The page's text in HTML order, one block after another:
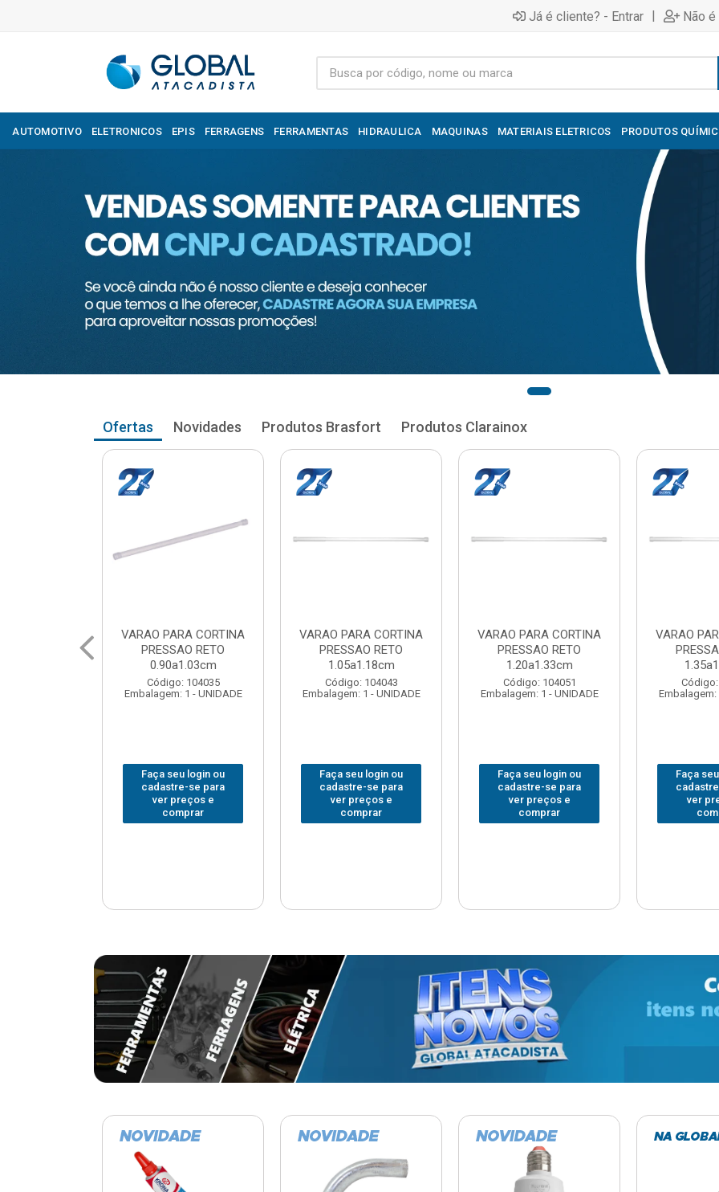
Já é cliente? - Entrar | Não
AUTOMOTIVO ELETRONICOS EPIS FERRAGENS FERRAMENTAS HIDRAULICA MAQUINAS MATERIAIS ELETRICOS PRODUTOS
Ofertas Novidades Produtos Brasfort Produtos Clarainox
VARAO PARA CORTINA
PRESSAO RETO
1.05a1.18cm
Código: 104043
Embalagem: 1 - UNIDADE
Faça seu login ou
cadastre-se para
ver preços e
comprar
VARAO PARA CORTINA
PRESSAO RETO
1.20a1.33cm
Código: 104051
Embalagem: 1 - UNIDADE
Faça seu login ou
cadastre-se para
ver preços e
comprar
VARAO PARA CORTINA
PRESSAO RETO
1.35a1.48cm
Código: 104060
Embalagem: 1 - UNIDADE
Faça seu login ou
cadastre-se para
ver preços e
comprar
VARAO
Embalagem:
Faça
ver